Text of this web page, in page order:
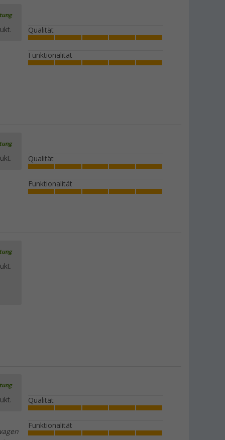
Qualität
Funktionalität
Qualität
Funktionalität
Qualität
Funktionalität